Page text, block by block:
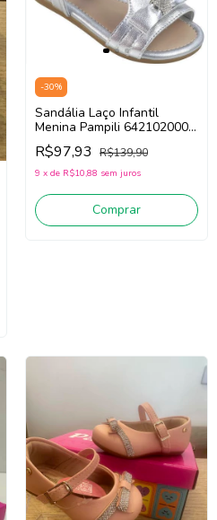
-30%
Sandália Laço Infantil
Menina Pampili 642102000
(Prata)
R$97,93 R$139,90
9 x de R$10,88 sem juros
Comprar